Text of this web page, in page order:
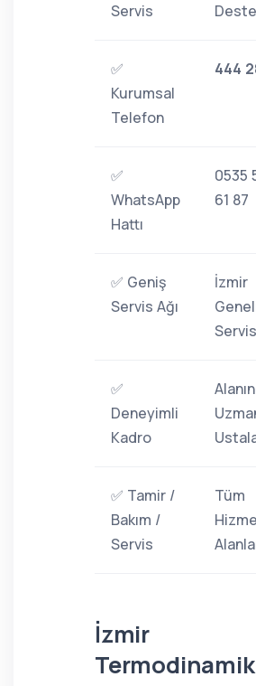
Servis
✅
Kurumsal
Telefon
444
✅
WhatsApp
Hattı
0535
61 87
✅ Geniş
Servis Ağı
İzmir
Servis
✅
Deneyimli
Kadro
✅ Tamir /
Bakım /
Servis
Tüm
İzmir
Termodinamik